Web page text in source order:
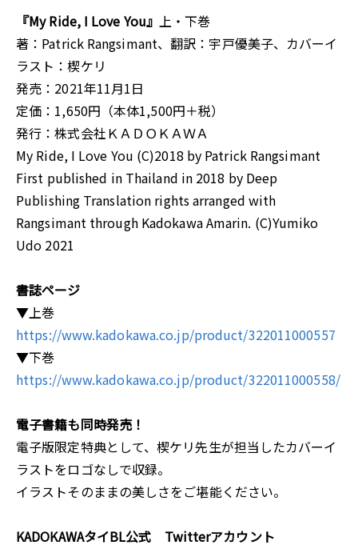
『My Ride, I Love You』上・下巻
著：Patrick Rangsimant、翻訳：宇戸優美子、カバーイ
ラスト：楔ケリ
発売：2021年11月1日
定価：1,650円（本体1,500円＋税）
発行：株式会社ＫＡＤＯＫＡＷＡ
My Ride, I Love You (C)2018 by Patrick Rangsimant
First published in Thailand in 2018 by Deep
Publishing Translation rights arranged with
Rangsimant through Kadokawa Amarin. (C)Yumiko
Udo 2021
書誌ページ
▼上巻
https://www.kadokawa.co.jp/product/322011000557
▼下巻
https://www.kadokawa.co.jp/product/322011000558/
電子書籍も同時発売！
電子版限定特典として、楔ケリ先生が担当したカバーイ
ラストをロゴなしで収録。
イラストそのままの美しさをご堪能ください。
KADOKAWAタイBL公式 Twitterアカウント